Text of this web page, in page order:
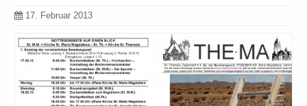
17. Februar 2013